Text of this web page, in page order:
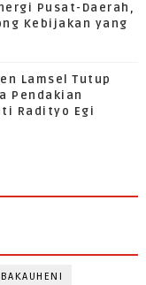
Pusat-Daerah,
Kebijakan yang
Lamsel Tutup
Pendakian
Radityo Egi
BAKAUHENI